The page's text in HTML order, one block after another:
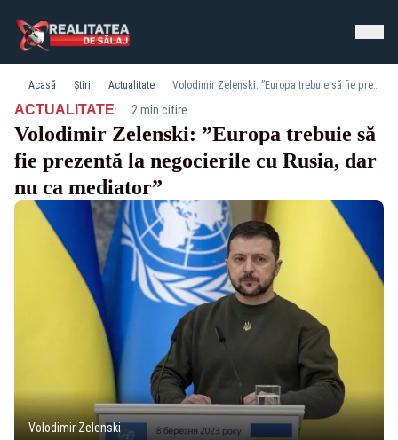
Acasă Știri Actualitate Volodimir Zelenski: ”Europa trebuie să fie prezentă la negocierile cu Rusia, dar nu ca mediator”
ACTUALITATE· 2 min citire
Volodimir Zelenski: ”Europa trebuie să
fie prezentă la negocierile cu Rusia, dar
nu ca mediator”
Volodimir Zelenski